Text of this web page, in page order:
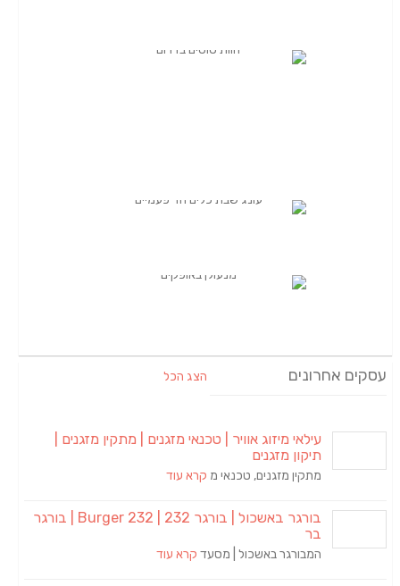
עסקים אחרונים הצג הכל
עילאי מיזוג אוויר | טכנאי מזגנים | מתקין מזגנים |
תיקון מזגנים
מתקין מזגנים, טכנאי מ קרא עוד
בורגר באשכול | בורגר 232 | Burger 232 | בורגר
בר
המבורגר באשכול | מסעד קרא עוד